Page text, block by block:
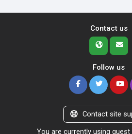
Contact us
Follow us
Contact site
You are currently using